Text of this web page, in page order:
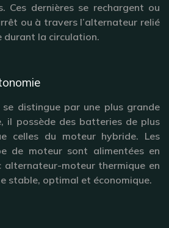
Ces dernières se rechargent ou
ou à travers l’alternateur relié
durant la circulation.
distingue par une plus grande
il possède des batteries de plus
celles du moteur hybride. Les
de moteur sont alimentées en
alternateur-moteur thermique en
stable, optimal et économique.